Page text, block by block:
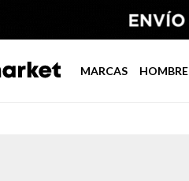
MARCAS HOMBRE